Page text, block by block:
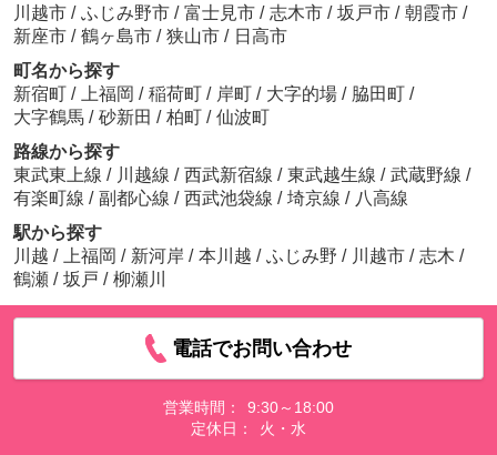
川越市 / ふじみ野市 / 富士見市 / 志木市 / 坂戸市 / 朝霞市 /
新座市 / 鶴ヶ島市 / 狭山市 / 日高市
町名から探す
新宿町 / 上福岡 / 稲荷町 / 岸町 / 大字的場 / 脇田町 /
大字鶴馬 / 砂新田 / 柏町 / 仙波町
路線から探す
東武東上線 / 川越線 / 西武新宿線 / 東武越生線 / 武蔵野線 /
有楽町線 / 副都心線 / 西武池袋線 / 埼京線 / 八高線
駅から探す
川越 / 上福岡 / 新河岸 / 本川越 / ふじみ野 / 川越市 / 志木 /
鶴瀬 / 坂戸 / 柳瀬川
電話でお問い合わせ
営業時間：
9:30～18:00
定休日：
火・水